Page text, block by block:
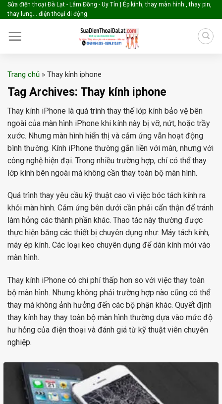
Skip
to
content
Sửa điện thoại Đà Lạt - Lâm Đồng - Uy Tín | Ép kính, thay màn hình , thay pin,
thay lưng... điện thoại di động.
Trang chủ » Thay kính iphone
Tag Archives: Thay kính iphone
Thay kính iPhone là quá trình thay thế lớp kính bảo vệ bên
ngoài của màn hình iPhone khi kính này bị vỡ, nứt, hoặc trầy
xước. Nhưng màn hình hiển thị và cảm ứng vẫn hoạt động
bình thường. Kính iPhone thường gắn liền với màn, nhưng với
công nghệ hiện đại. Trong nhiều trường hợp, chỉ có thể thay
lớp kính bên ngoài mà không cần thay toàn bộ màn hình.
Quá trình thay yêu cầu kỹ thuật cao vì việc bóc tách kính ra
khỏi màn hình. Cảm ứng bên dưới cần phải cẩn thận để tránh
làm hỏng các thành phần khác. Thao tác này thường được
thực hiện bằng các thiết bị chuyên dụng như: Máy tách kính,
máy ép kính. Các loại keo chuyên dụng để dán kính mới vào
màn hình.
Thay kính iPhone có chi phí thấp hơn so với việc thay toàn
bộ màn hình. Nhưng không phải trường hợp nào cũng có thể
thay mà không ảnh hưởng đến các bộ phận khác. Quyết định
thay kính hay thay toàn bộ màn hình thường dựa vào mức độ
hư hỏng của điện thoại và đánh giá từ kỹ thuật viên chuyên
nghiệp.